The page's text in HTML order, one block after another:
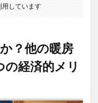
しています
？他の暖房
経済的メリ